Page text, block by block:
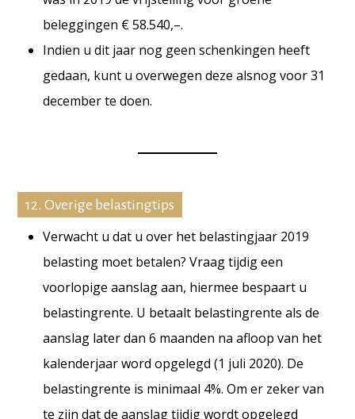
beleggingen € 58.540,–.
Indien u dit jaar nog geen schenkingen heeft
gedaan, kunt u overwegen deze alsnog voor 31
december te doen.
12. Overige belastingtips
Verwacht u dat u over het belastingjaar 2019
belasting moet betalen? Vraag tijdig een
voorlopige aanslag aan, hiermee bespaart u
belastingrente. U betaalt belastingrente als de
aanslag later dan 6 maanden na afloop van het
kalenderjaar word opgelegd (1 juli 2020). De
belastingrente is minimaal 4%. Om er zeker van
te zijn dat de aanslag tijdig wordt opgelegd